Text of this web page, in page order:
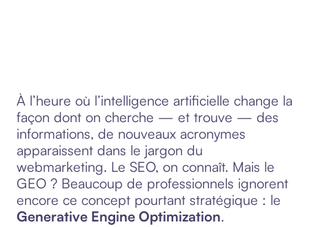
À l’heure où l’intelligence artificielle change la
façon dont on cherche — et trouve — des
informations, de nouveaux acronymes
apparaissent dans le jargon du
webmarketing. Le SEO, on connaît. Mais le
GEO ? Beaucoup de professionnels ignorent
encore ce concept pourtant stratégique : le
Generative Engine Optimization.